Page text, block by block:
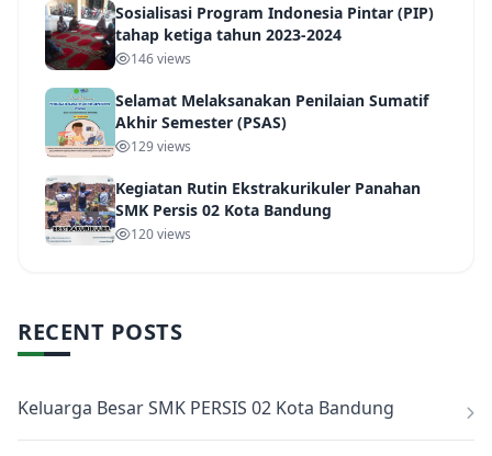
Sosialisasi Program Indonesia Pintar (PIP)
tahap ketiga tahun 2023-2024
146 views
Selamat Melaksanakan Penilaian Sumatif
Akhir Semester (PSAS)
129 views
Kegiatan Rutin Ekstrakurikuler Panahan
SMK Persis 02 Kota Bandung
120 views
RECENT POSTS
Keluarga Besar SMK PERSIS 02 Kota Bandung